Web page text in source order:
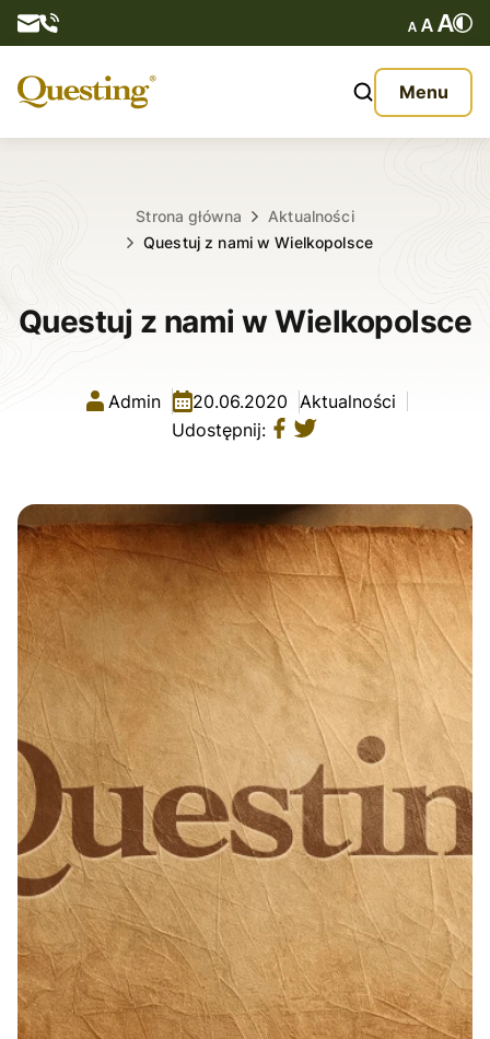
Menu
O nas
Kontakt
Strona główna
Aktualności
Questuj z nami w Wielkopolsce
Questuj z nami w Wielkopolsce
Admin 20.06.2020 Aktualności
Udostępnij: